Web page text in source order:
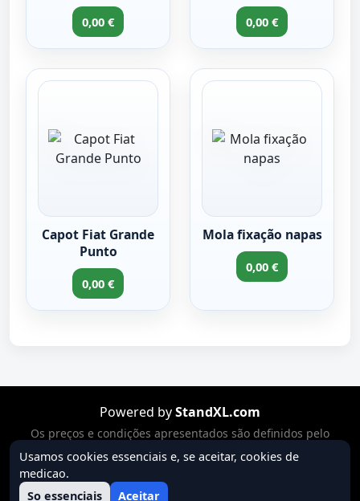
0,00 € 0,00 €
Capot Fiat Grande
Punto
0,00 €
Mola fixação napas
0,00 €
Powered byStandXL.com
Os preços e condições apresentados são definidos pelo
vendedor. O IVA está incluído no preço quando
legalmente aplicável. O vendedor é responsável pelo
cumprimento das obrigações legais aplicáveis à venda.
Usamos cookies essenciais e, se aceitar, cookies de
medicao.
So essenciais
Aceitar